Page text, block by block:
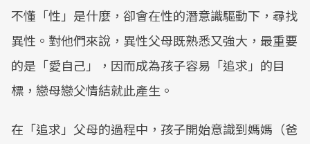
不懂「性」是什麼，卻會在性的潛意識驅動下，尋找
異性。對他們來說，異性父母既熟悉又強大，最重要
的是「愛自己」，因而成為孩子容易「追求」的目
標，戀母戀父情結就此產生。
在「追求」父母的過程中，孩子開始意識到媽媽（爸